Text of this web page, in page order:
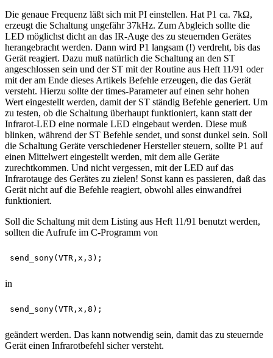
Die genaue Frequenz läßt sich mit PI einstellen. Hat P1 ca. 7kΩ,
erzeugt die Schaltung ungefähr 37kHz. Zum Abgleich sollte die
LED möglichst dicht an das IR-Auge des zu steuernden Gerätes
herangebracht werden. Dann wird P1 langsam (!) verdreht, bis das
Gerät reagiert. Dazu muß natürlich die Schaltung an den ST
angeschlossen sein und der ST mit der Routine aus Heft 11/91 oder
mit der am Ende dieses Artikels Befehle erzeugen, die das Gerät
versteht. Hierzu sollte der times-Parameter auf einen sehr hohen
Wert eingestellt werden, damit der ST ständig Befehle generiert. Um
zu testen, ob die Schaltung überhaupt funktioniert, kann statt der
Infrarot-LED eine normale LED eingebaut werden. Diese muß
blinken, während der ST Befehle sendet, und sonst dunkel sein. Soll
die Schaltung Geräte verschiedener Hersteller steuern, sollte P1 auf
einen Mittelwert eingestellt werden, mit dem alle Geräte
zurechtkommen. Und nicht vergessen, mit der LED auf das
Infrarotauge des Gerätes zu zielen! Sonst kann es passieren, daß das
Gerät nicht auf die Befehle reagiert, obwohl alles einwandfrei
funktioniert.
Soll die Schaltung mit dem Listing aus Heft 11/91 benutzt werden,
sollten die Aufrufe im C-Programm von
in
geändert werden. Das kann notwendig sein, damit das zu steuernde
Gerät einen Infrarotbefehl sicher versteht.